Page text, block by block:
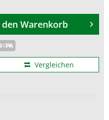
Warenkorb
Vergleichen